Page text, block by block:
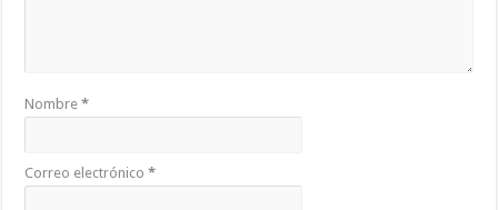
Nombre*
Correo electrónico*